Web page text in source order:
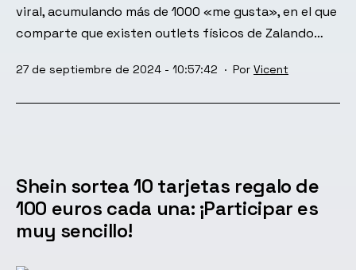
viral, acumulando más de 1000 «me gusta», en el que
comparte que existen outlets físicos de Zalando…
Publicada
27 de septiembre de 2024 - 10:57:42 Por Vicent
Shein sortea 10 tarjetas regalo de
100 euros cada una: ¡Participar es
muy sencillo!